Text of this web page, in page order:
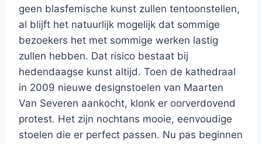
geen blasfemische kunst zullen tentoonstellen,
al blijft het natuurlijk mogelijk dat sommige
bezoekers het met sommige werken lastig
zullen hebben. Dat risico bestaat bij
hedendaagse kunst altijd. Toen de kathedraal
in 2009 nieuwe designstoelen van Maarten
Van Severen aankocht, klonk er oorverdovend
protest. Het zijn nochtans mooie, eenvoudige
stoelen die er perfect passen. Nu pas beginnen